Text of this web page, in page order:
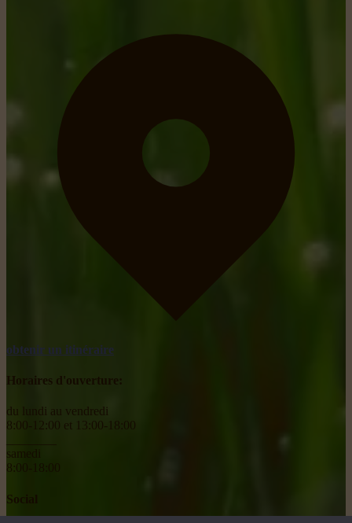
obtenir un itinéraire
Horaires d'ouverture:
du lundi au vendredi
8:00-12:00 et 13:00-18:00
samedi
8:00-18:00
Social